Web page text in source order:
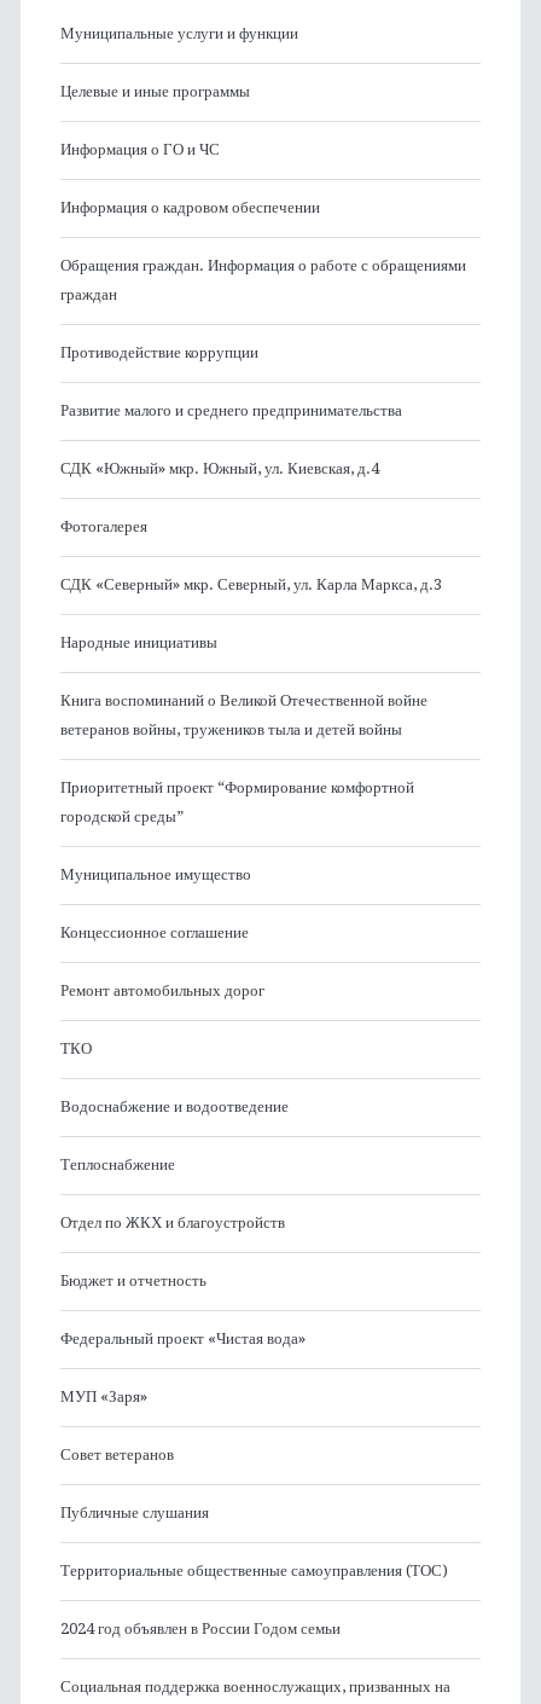
Муниципальные услуги и функции
Целевые и иные программы
Информация о ГО и ЧС
Информация о кадровом обеспечении
Обращения граждан. Информация о работе с обращениями
граждан
Противодействие коррупции
Развитие малого и среднего предпринимательства
СДК «Южный» мкр. Южный, ул. Киевская, д.4
Фотогалерея
СДК «Северный» мкр. Северный, ул. Карла Маркса, д.3
Народные инициативы
Книга воспоминаний о Великой Отечественной войне
ветеранов войны, тружеников тыла и детей войны
Приоритетный проект “Формирование комфортной
городской среды”
Муниципальное имущество
Концессионное соглашение
Ремонт автомобильных дорог
ТКО
Водоснабжение и водоотведение
Теплоснабжение
Отдел по ЖКХ и благоустройств
Бюджет и отчетность
Федеральный проект «Чистая вода»
МУП «Заря»
Совет ветеранов
Публичные слушания
Территориальные общественные самоуправления (ТОС)
2024 год объявлен в России Годом семьи
Социальная поддержка военнослужащих, призванных на